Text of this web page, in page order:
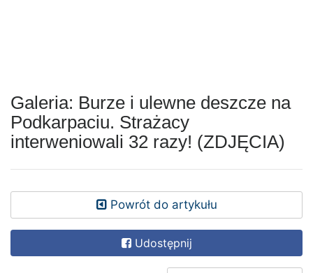
Galeria: Burze i ulewne deszcze na
Podkarpaciu. Strażacy
interweniowali 32 razy! (ZDJĘCIA)
Powrót do artykułu
Udostępnij